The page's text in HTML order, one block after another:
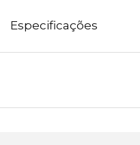
Especificações